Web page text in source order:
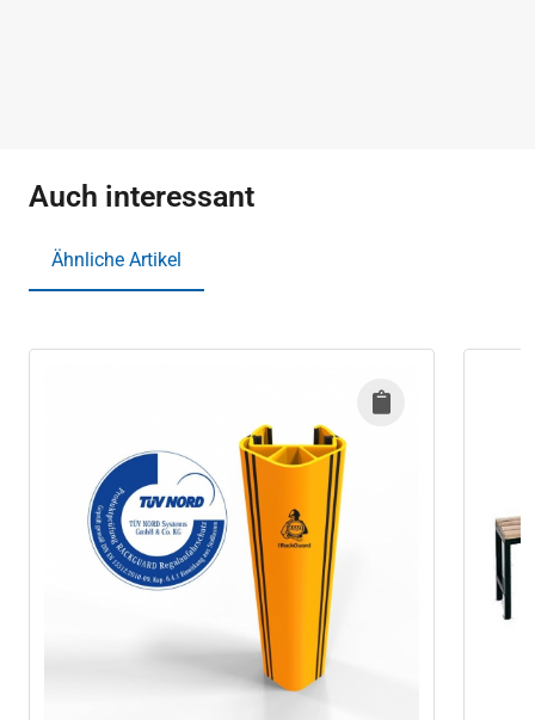
Auch interessant
Ähnliche Artikel